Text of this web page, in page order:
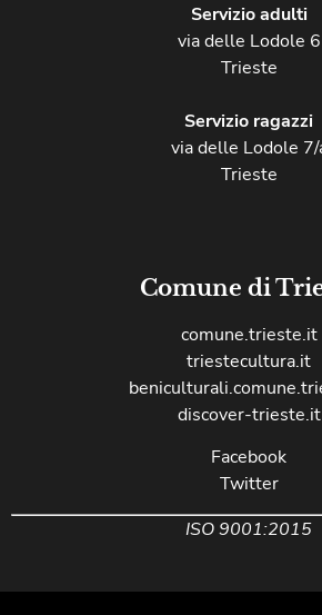
Servizio adulti
via delle Lodole 6
Trieste
Servizio ragazzi
via delle Lodole 7/
Trieste
Comune di
comune.trieste.it
triestecultura.it
discover-trieste.it
Facebook
Twitter
ISO 9001:2015